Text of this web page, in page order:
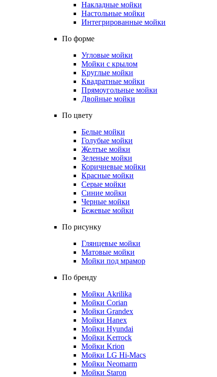
Накладные мойки
Настольные мойки
Интегрированные мойки
По форме
Угловые мойки
Мойки с крылом
Круглые мойки
Квадратные мойки
Прямоугольные мойки
Двойные мойки
По цвету
Белые мойки
Голубые мойки
Желтые мойки
Зеленые мойки
Коричневые мойки
Красные мойки
Серые мойки
Синие мойки
Черные мойки
Бежевые мойки
По рисунку
Глянцевые мойки
Матовые мойки
Мойки под мрамор
По бренду
Мойки Akrilika
Мойки Corian
Мойки Grandex
Мойки Hanex
Мойки Hyundai
Мойки Kerrock
Мойки Krion
Мойки LG Hi-Macs
Мойки Neomarm
Мойки Staron